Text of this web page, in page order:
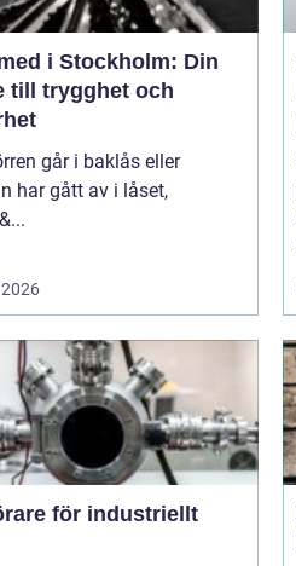
i Stockholm: Din
till trygghet och
går i baklås eller
har gått av i låset,
för industriellt